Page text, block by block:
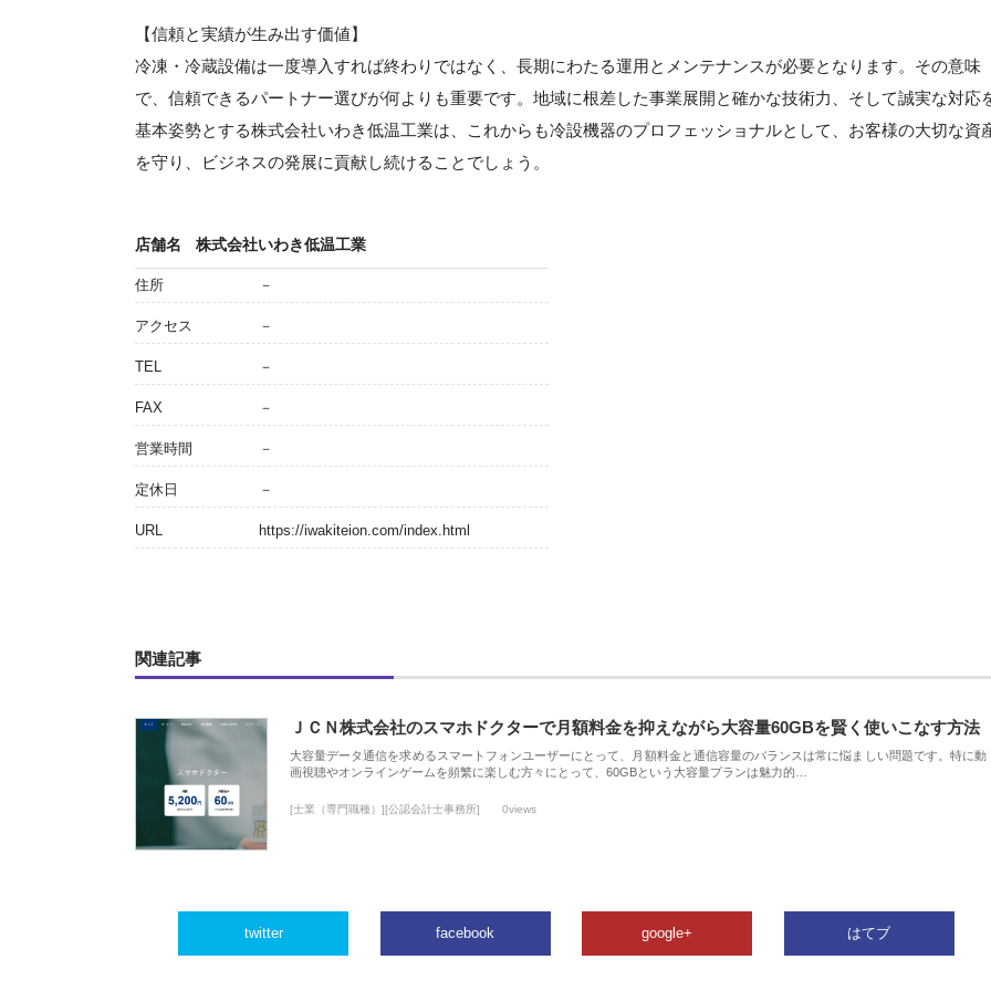
【信頼と実績が生み出す価値】
冷凍・冷蔵設備は一度導入すれば終わりではなく、長期にわたる運用とメンテナンスが必要となります。その意味
で、信頼できるパートナー選びが何よりも重要です。地域に根差した事業展開と確かな技術力、そして誠実な対応
基本姿勢とする株式会社いわき低温工業は、これからも冷設機器のプロフェッショナルとして、お客様の大切な資
を守り、ビジネスの発展に貢献し続けることでしょう。
店舗名 株式会社いわき低温工業
住所 －
アクセス －
TEL －
FAX －
営業時間 －
定休日 －
URL https://iwakiteion.com/index.html
関連記事
ＪＣＮ株式会社のスマホドクターで月額料金を抑えながら大容量60GBを賢く使いこなす方法
大容量データ通信を求めるスマートフォンユーザーにとって、月額料金と通信容量のバランスは常に悩ましい問題です。特に動
画視聴やオンラインゲームを頻繁に楽しむ方々にとって、60GBという大容量プランは魅力的…
[士業（専門職種）][公認会計士事務所] 0views
twitter facebook google+ はてブ